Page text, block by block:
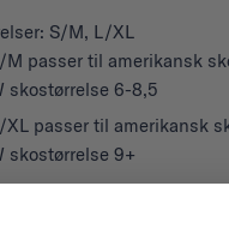
S/M, L/XL
M passer til amerikansk
skostørrelse 6-8,5
XL passer til amerikansk
skostørrelse 9+